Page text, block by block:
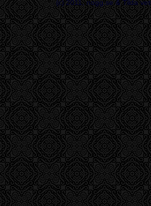
(c) 2011,